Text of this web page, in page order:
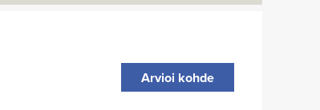
Arvioi kohde